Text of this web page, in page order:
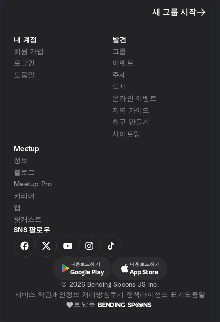
새 그룹 시작
내 계정
회원 가입
로그인
도움말
발견
그룹
이벤트
주제
도시
온라인 이벤트
지역 가이드
친구 만들기
사이트맵
Meetup
정보
블로그
Meetup Pro
커리어
앱
팟캐스트
SNS 팔로우
다운로드하기
Google Play
다운로드하기
App Store
© 2026 Bending Spoons US Inc.
서비스 약관개인정보 처리방침 쿠키 정책 라이선스 표기 도움말
로 만든